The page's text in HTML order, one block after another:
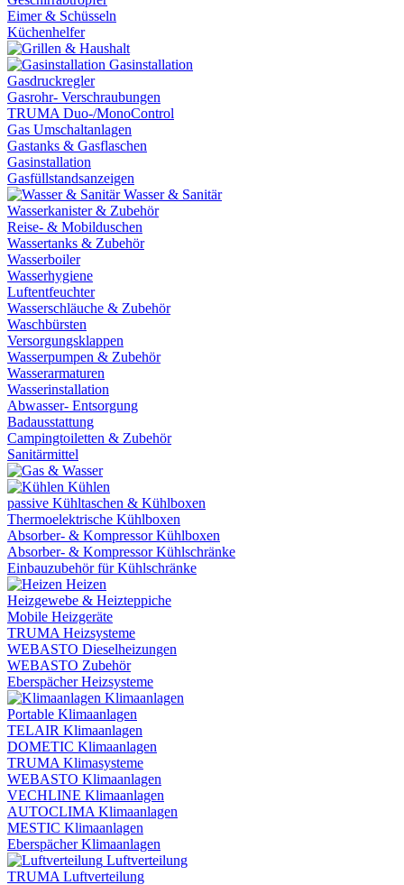
Eimer & Schüsseln
Küchenhelfer
Gasinstallation
Gasdruckregler
Gasrohr- Verschraubungen
TRUMA Duo-/MonoControl
Gas Umschaltanlagen
Gastanks & Gasflaschen
Gasinstallation
Gasfüllstandsanzeigen
Wasser & Sanitär
Wasserkanister & Zubehör
Reise- & Mobilduschen
Wassertanks & Zubehör
Wasserboiler
Wasserhygiene
Luftentfeuchter
Wasserschläuche & Zubehör
Waschbürsten
Versorgungsklappen
Wasserpumpen & Zubehör
Wasserarmaturen
Wasserinstallation
Abwasser- Entsorgung
Badausstattung
Campingtoiletten & Zubehör
Sanitärmittel
Kühlen
passive Kühltaschen & Kühlboxen
Thermoelektrische Kühlboxen
Absorber- & Kompressor Kühlboxen
Absorber- & Kompressor Kühlschränke
Einbauzubehör für Kühlschränke
Heizen
Heizgewebe & Heizteppiche
Mobile Heizgeräte
TRUMA Heizsysteme
WEBASTO Dieselheizungen
WEBASTO Zubehör
Eberspächer Heizsysteme
Klimaanlagen
Portable Klimaanlagen
TELAIR Klimaanlagen
DOMETIC Klimaanlagen
TRUMA Klimasysteme
WEBASTO Klimaanlagen
VECHLINE Klimaanlagen
AUTOCLIMA Klimaanlagen
MESTIC Klimaanlagen
Eberspächer Klimaanlagen
Luftverteilung
TRUMA Luftverteilung